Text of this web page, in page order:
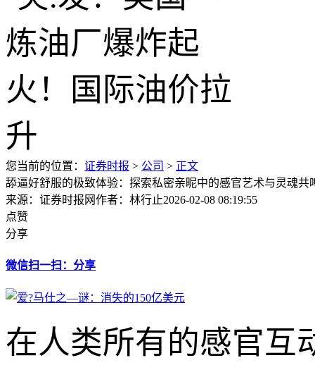
您当前的位置： 证券时报 > 公司 > 正文
舔逼好舒服的极致体验：探索私密亲昵中的感官艺术与灵魂共
来源：证券时报网作者：林行止2026-02-08 08:19:55
点赞
分享
微信扫一扫：分享
在人类所有的感官互